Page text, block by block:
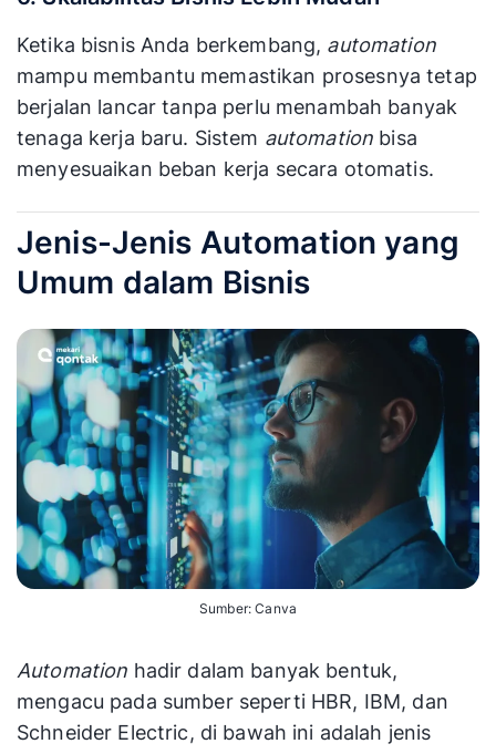
Ketika bisnis Anda berkembang, automation
mampu membantu memastikan prosesnya tetap
berjalan lancar tanpa perlu menambah banyak
tenaga kerja baru. Sistem automation bisa
menyesuaikan beban kerja secara otomatis.
Jenis-Jenis Automation yang
Umum dalam Bisnis
Sumber: Canva
Automation hadir dalam banyak bentuk,
mengacu pada sumber seperti HBR, IBM, dan
Schneider Electric, di bawah ini adalah jenis